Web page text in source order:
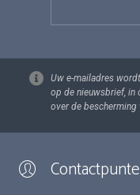
Uw e-mailadres
op de nieuwsbrief, in
over de bescherming